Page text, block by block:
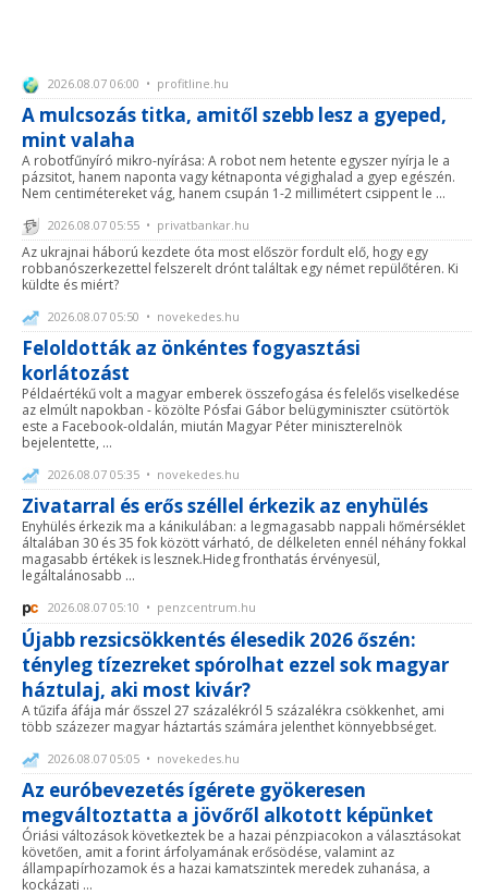
2026.08.07 06:00 • profitline.hu
A mulcsozás titka, amitől szebb lesz a gyeped,
mint valaha
A robotfűnyíró mikro-nyírása: A robot nem hetente egyszer nyírja le a
pázsitot, hanem naponta vagy kétnaponta végighalad a gyep egészén.
Nem centimétereket vág, hanem csupán 1-2 millimétert csippent le ...
2026.08.07 05:55 • privatbankar.hu
Az ukrajnai háború kezdete óta most először fordult elő, hogy egy
robbanószerkezettel felszerelt drónt találtak egy német repülőtéren. Ki
küldte és miért?
2026.08.07 05:50 • novekedes.hu
Feloldották az önkéntes fogyasztási
korlátozást
Példaértékű volt a magyar emberek összefogása és felelős viselkedése
az elmúlt napokban - közölte Pósfai Gábor belügyminiszter csütörtök
este a Facebook-oldalán, miután Magyar Péter miniszterelnök
bejelentette, ...
2026.08.07 05:35 • novekedes.hu
Zivatarral és erős széllel érkezik az enyhülés
Enyhülés érkezik ma a kánikulában: a legmagasabb nappali hőmérséklet
általában 30 és 35 fok között várható, de délkeleten ennél néhány fokkal
magasabb értékek is lesznek.Hideg fronthatás érvényesül,
legáltalánosabb ...
2026.08.07 05:10 • penzcentrum.hu
Újabb rezsicsökkentés élesedik 2026 őszén:
tényleg tízezreket spórolhat ezzel sok magyar
háztulaj, aki most kivár?
A tűzifa áfája már ősszel 27 százalékról 5 százalékra csökkenhet, ami
több százezer magyar háztartás számára jelenthet könnyebbséget.
2026.08.07 05:05 • novekedes.hu
Az euróbevezetés ígérete gyökeresen
megváltoztatta a jövőről alkotott képünket
Óriási változások következtek be a hazai pénzpiacokon a választásokat
követően, amit a forint árfolyamának erősödése, valamint az
állampapírhozamok és a hazai kamatszintek meredek zuhanása, a
kockázati ...